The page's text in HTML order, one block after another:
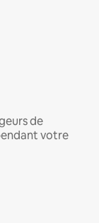
de
votre